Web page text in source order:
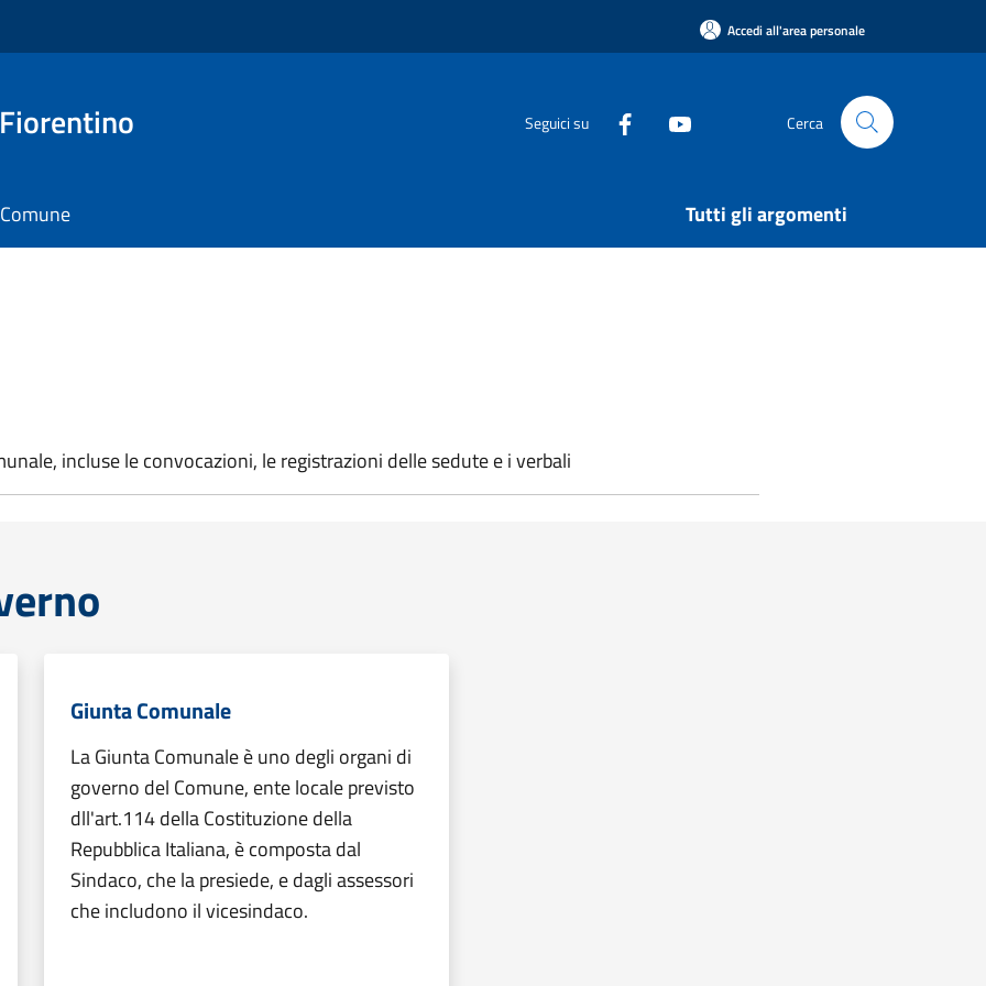
Accedi all'area personale
Seguici su Cerca
Tutti gli argomenti
incluse le convocazioni, le registrazioni delle sedute e i verbali
Giunta Comunale
La Giunta Comunale è uno degli organi di
governo del Comune, ente locale previsto
dll'art.114 della Costituzione della
Repubblica Italiana, è composta dal
Sindaco, che la presiede, e dagli assessori
che includono il vicesindaco.